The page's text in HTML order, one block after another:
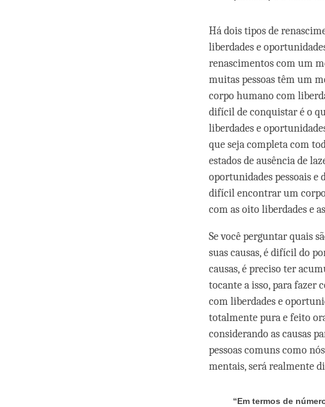
Há dois tipos de
liberdades e
renascimentos com um
muitas pessoas têm um
corpo humano com
difícil de conquistar é o
liberdades e
que seja completa com
estados de ausência de
oportunidades pessoais e
difícil encontrar um corpo
com as oito liberdades e
Se você perguntar quais
suas causas, é difícil do
causas, é preciso ter
tocante a isso, para fazer
com liberdades e
totalmente pura e feito
considerando as causas
pessoas comuns como
mentais, será realmente
“Em termos de